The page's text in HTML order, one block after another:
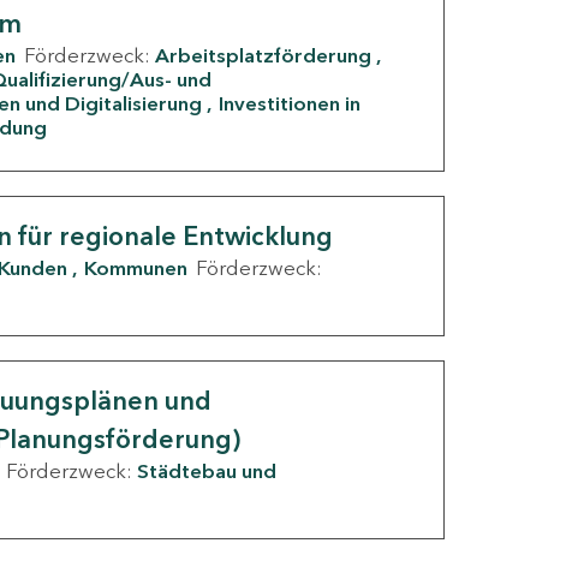
Förderzweck: Arbeitsplatzförderung
Aus- und
und Digitalisierung
Investitionen in
für regionale Entwicklung
Kommunen Förderzweck:
und
Förderzweck: Städtebau und